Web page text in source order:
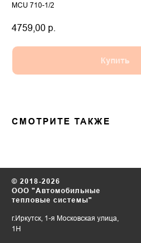
MCU 710-1/2
4759,00 р.
Купить
СМОТРИТЕ ТАКЖЕ
© 2018-2026
ООО "Автомобильные
тепловые системы"
г.Иркутск, 1-я Московская улица,
1Н